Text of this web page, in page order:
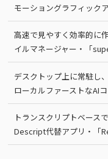
モーショングラフィック
高速で見やすく効率的に
イルマネージャー・「
デスクトップ上に常駐し
ローカルファーストなAI
トランスクリプトベース
Descript代替アプリ・「